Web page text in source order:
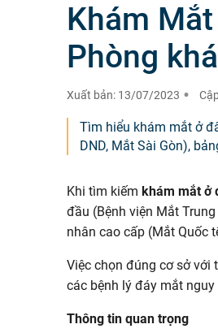
Khám
Phòng
Xuất bản: 13/07/2023
Tìm hiểu khám mắt ở
DND, Mắt Sài Gòn),
Khi tìm kiếm khám mắt ở
đầu (Bệnh viện Mắt
nhân cao cấp (Mắt Quốc
Việc chọn đúng cơ sở với
các bệnh lý đáy mắt
Thông tin quan trọng